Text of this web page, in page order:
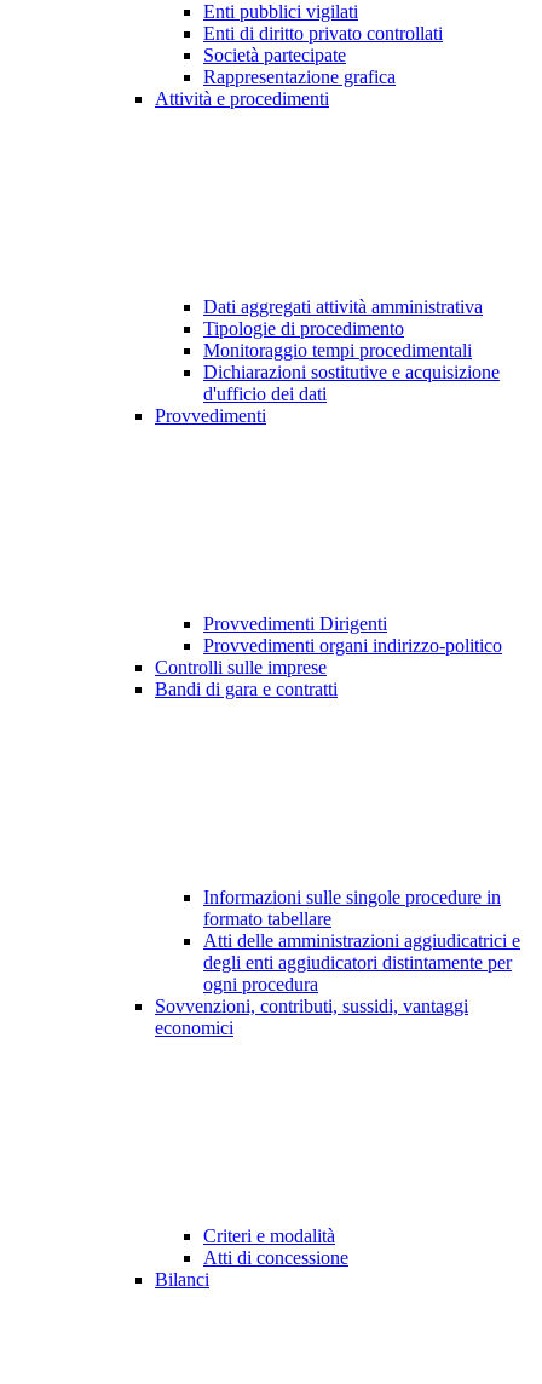
Enti pubblici vigilati
Enti di diritto privato controllati
Società partecipate
Rappresentazione grafica
Attività e procedimenti
Dati aggregati attività amministrativa
Tipologie di procedimento
Monitoraggio tempi procedimentali
Dichiarazioni sostitutive e acquisizione
d'ufficio dei dati
Provvedimenti
Provvedimenti Dirigenti
Provvedimenti organi indirizzo-politico
Controlli sulle imprese
Bandi di gara e contratti
Informazioni sulle singole procedure in
formato tabellare
Atti delle amministrazioni aggiudicatrici e
degli enti aggiudicatori distintamente per
ogni procedura
Sovvenzioni, contributi, sussidi, vantaggi
economici
Criteri e modalità
Atti di concessione
Bilanci